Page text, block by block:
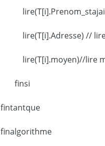
lire(T[i].Adresse) //
fintantque
finalgorithme